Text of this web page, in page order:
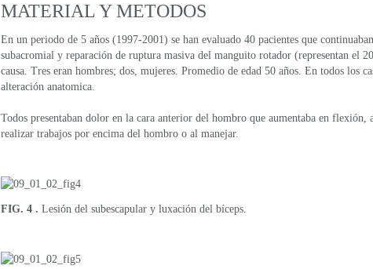
MATERIAL Y METODOS
En un periodo de 5 años (1997-2001) se han evaluado 40 pacientes que
subacromial y reparación de ruptura masiva del manguito rotador (representan el
causa. Tres eran hombres; dos, mujeres. Promedio de edad 50 años. En todos los
alteración anatomica.
Todos presentaban dolor en la cara anterior del hombro que aumentaba en
realizar trabajos por encima del hombro o al manejar.
FIG. 4 . Lesión del subescapular y luxación del bíceps.